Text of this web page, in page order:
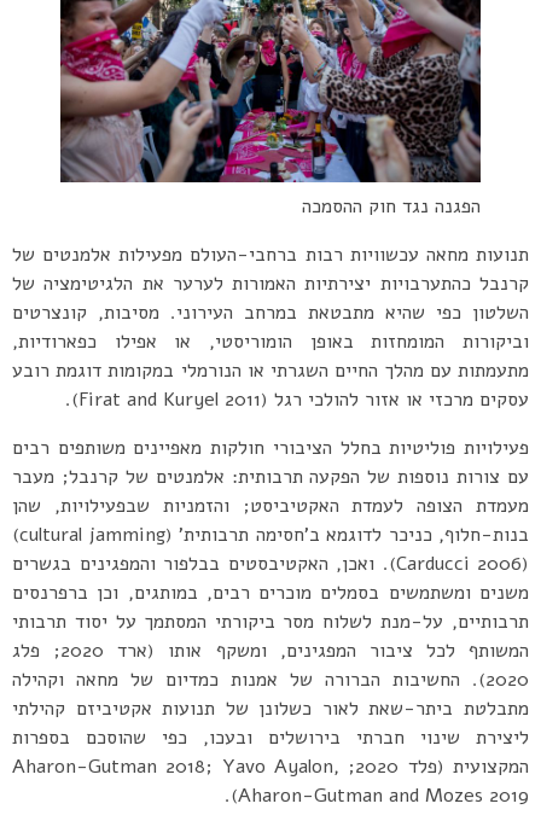
הפגנה נגד חוק ההסמכה
תנועות מחאה עכשוויות רבות ברחבי-העולם מפעילות אלמנטים של
קרנבל כהתערבויות יצירתיות האמורות לערער את הלגיטימציה של
השלטון כפי שהיא מתבטאת במרחב העירוני. מסיבות, קונצרטים
וביקורות המומחזות באופן הומוריסטי, או אפילו כפארודיות,
מתעמתות עם מהלך החיים השגרתי או הנורמלי במקומות דוגמת רובע
עסקים מרכזי או אזור להולכי רגל (Firat and Kuryel 2011).
פעילויות פוליטיות בחלל הציבורי חולקות מאפיינים משותפים רבים
עם צורות נוספות של הפקעה תרבותית: אלמנטים של קרנבל; מעבר
מעמדת הצופה לעמדת האקטיביסט; והזמניות שבפעילויות, שהן
בנות-חלוף, כניכר לדוגמא ב’חסימה תרבותית’ (cultural jamming)
(Carducci 2006). ואכן, האקטיבסטים בבלפור והמפגינים בגשרים
משנים ומשתמשים בסמלים מוכרים רבים, במותגים, וכן ברפרנסים
תרבותיים, על-מנת לשלוח מסר ביקורתי המסתמך על יסוד תרבותי
המשותף לכל ציבור המפגינים, ומשקף אותו (ארד 2020; פלג
2020). החשיבות הברורה של אמנות כמדיום של מחאה וקהילה
מתבלטת ביתר-שאת לאור כשלונן של תנועות אקטיביזם קהילתי
ליצירת שינוי חברתי בירושלים ובעכו, כפי שהוסכם בספרות
המקצועית (פלד 2020; Aharon-Gutman 2018; Yavo Ayalon,
Aharon-Gutman and Mozes 2019).